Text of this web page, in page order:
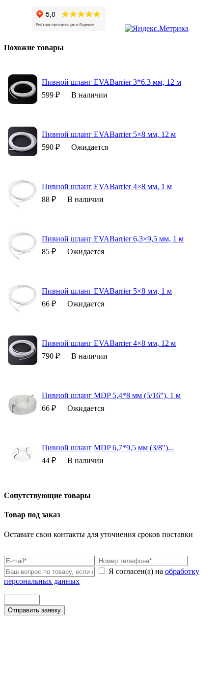
Похожие товары
Пивной шланг EVABarrier 3*6.3 мм, 12 м
599 ₽
В наличии
Пивной шланг EVABarrier 5×8 мм, 12 м
590 ₽
Ожидается
Пивной шланг EVABarrier 4×8 мм, 1 м
88 ₽
В наличии
Пивной шланг EVABarrier 6,3×9,5 мм, 1 м
85 ₽
Ожидается
Пивной шланг EVABarrier 5×8 мм, 1 м
66 ₽
Ожидается
Пивной шланг EVABarrier 4×8 мм, 12 м
790 ₽
В наличии
Пивной шланг MDP 5,4*8 мм (5/16”), 1 м
66 ₽
Ожидается
Пивной шланг MDP 6,7*9,5 мм (3/8″)...
44 ₽
В наличии
Сопутствующие товары
Товар под заказ
Оставьте свои контакты для уточнения сроков поставки
Я согласен(а) на обработку
персональных данных
Отправить заявку